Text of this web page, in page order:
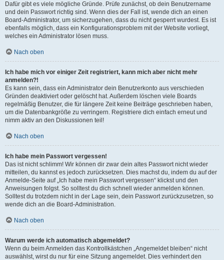
Dafür gibt es viele mögliche Gründe. Prüfe zunächst, ob dein Benutzername
und dein Passwort richtig sind. Wenn dies der Fall ist, wende dich an einen
Board-Administrator, um sicherzugehen, dass du nicht gesperrt wurdest. Es ist
ebenfalls möglich, dass ein Konfigurationsproblem mit der Website vorliegt,
welches ein Administrator lösen muss.
Nach oben
Ich habe mich vor einiger Zeit registriert, kann mich aber nicht mehr
anmelden?!
Es kann sein, dass ein Administrator dein Benutzerkonto aus verschieden
Gründen deaktiviert oder gelöscht hat. Außerdem löschen viele Boards
regelmäßig Benutzer, die für längere Zeit keine Beiträge geschrieben haben,
um die Datenbankgröße zu verringern. Registriere dich einfach erneut und
nimm aktiv an den Diskussionen teil!
Nach oben
Ich habe mein Passwort vergessen!
Das ist nicht schlimm! Wir können dir zwar dein altes Passwort nicht wieder
mitteilen, du kannst es jedoch zurücksetzen. Dies machst du, indem du auf der
Anmelde-Seite auf „Ich habe mein Passwort vergessen“ klickst und den
Anweisungen folgst. So solltest du dich schnell wieder anmelden können.
Solltest du trotzdem nicht in der Lage sein, dein Passwort zurückzusetzen, so
wende dich an die Board-Administration.
Nach oben
Warum werde ich automatisch abgemeldet?
Wenn du beim Anmelden das Kontrollkästchen „Angemeldet bleiben“ nicht
auswählst, wirst du nur für eine Sitzung angemeldet. Dies verhindert den